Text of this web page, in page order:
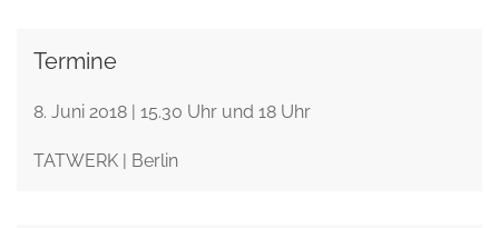
Termine
8. Juni 2018 | 15.30 Uhr und 18 Uhr
TATWERK | Berlin